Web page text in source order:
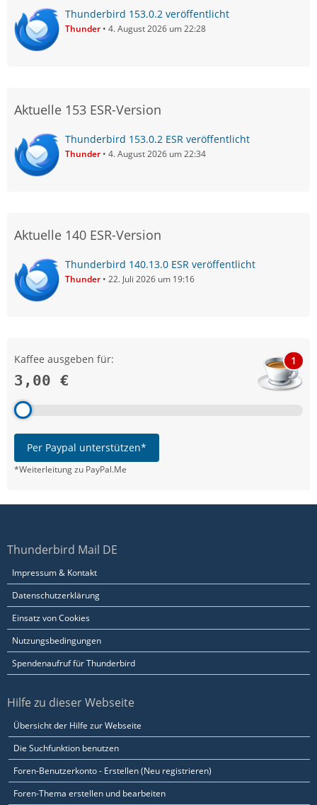
Thunderbird 153.0.2 veröffentlicht
Thunder 4. August 2026 um 22:28
Aktuelle 153 ESR-Version
Thunderbird 153.0.2 ESR veröffentlicht
Thunder 4. August 2026 um 22:34
Aktuelle 140 ESR-Version
Thunderbird 140.13.0 ESR veröffentlicht
Thunder 22. Juli 2026 um 19:16
Kaffee ausgeben für:
3,00 €
1
Per Paypal unterstützen*
*Weiterleitung zu PayPal.Me
Thunderbird Mail DE
Impressum & Kontakt
Datenschutzerklärung
Einsatz von Cookies
Nutzungsbedingungen
Spendenaufruf für Thunderbird
Hilfe zu dieser Webseite
Übersicht der Hilfe zur Webseite
Die Suchfunktion benutzen
Foren-Benutzerkonto - Erstellen (Neu registrieren)
Foren-Thema erstellen und bearbeiten